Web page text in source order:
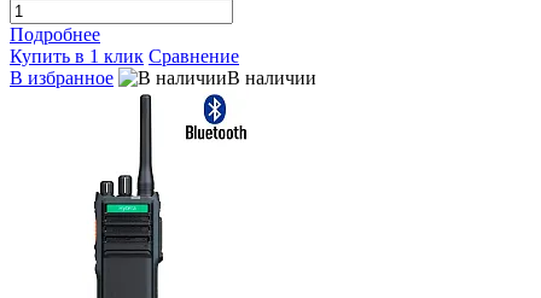
Подробнее
Купить в 1 клик Сравнение
В избранное
В наличии